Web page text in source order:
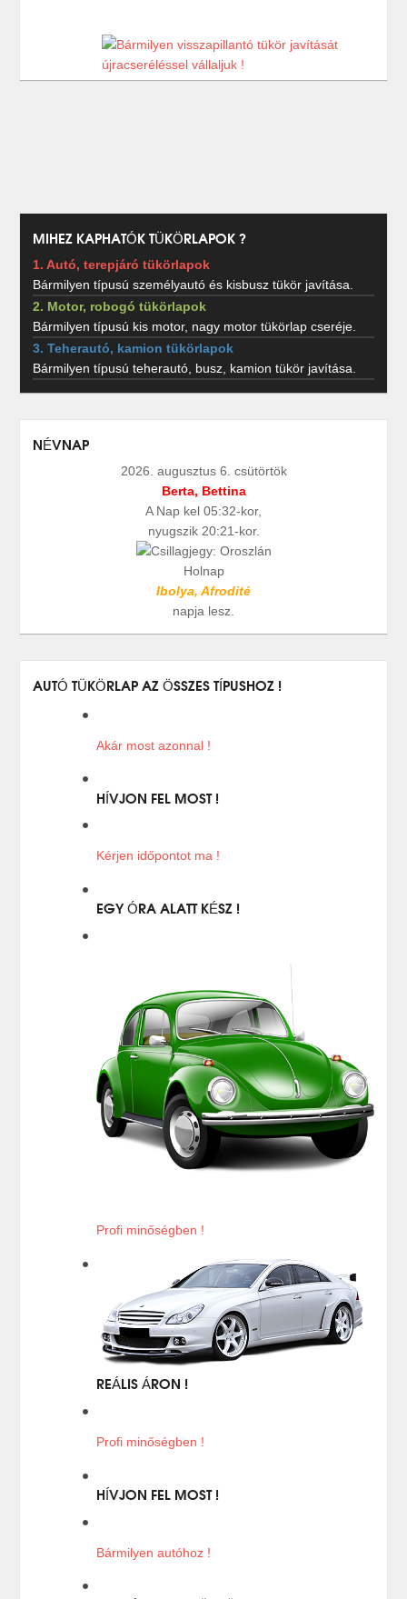
MIHEZ KAPHATÓK TÜKÖRLAPOK ?
1. Autó, terepjáró tükörlapok
Bármilyen típusú személyautó és kisbusz tükör javítása.
2. Motor, robogó tükörlapok
Bármilyen típusú kis motor, nagy motor tükörlap cseréje.
3. Teherautó, kamion tükörlapok
Bármilyen típusú teherautó, busz, kamion tükör javítása.
NÉVNAP
2026. augusztus 6. csütörtök
Berta, Bettina
A Nap kel 05:32-kor,
nyugszik 20:21-kor.
Holnap
Ibolya, Afrodité
napja lesz.
AUTÓ TÜKÖRLAP AZ ÖSSZES TÍPUSHOZ !
Akár most azonnal !
HÍVJON FEL MOST !
Kérjen időpontot ma !
EGY ÓRA ALATT KÉSZ !
Profi minőségben !
REÁLIS ÁRON !
Profi minőségben !
HÍVJON FEL MOST !
Bármilyen autóhoz !